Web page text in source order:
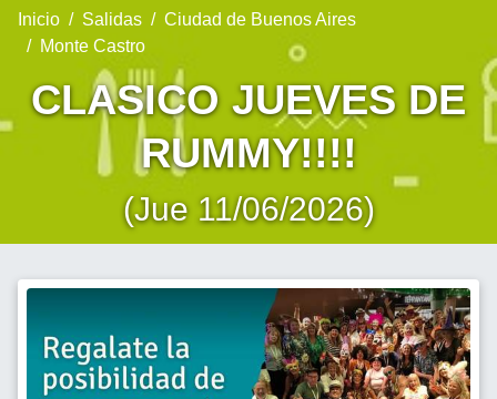
Inicio Salidas
Ciudad de Buenos Aires
Monte Castro
CLASICO JUEVES DE
RUMMY!!!!
(Jue 11/06/2026)